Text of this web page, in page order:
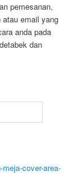
pemesanan,
atau email yang
anda pada
dan
cover-area-